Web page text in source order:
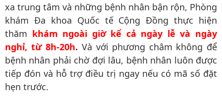
xa trung tâm và những bệnh nhân bận rộn, Phòng
khám Đa khoa Quốc tế Cộng Đồng thực hiện
thăm khám ngoài giờ kể cả ngày lễ và ngày
nghỉ, từ 8h-20h. Và với phương châm không để
bệnh nhân phải chờ đợi lâu, bệnh nhân luôn được
tiếp đón và hỗ trợ điều trị ngay nếu có mã số đặt
hẹn trước.